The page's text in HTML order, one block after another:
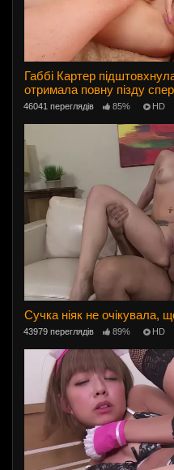
Габбі Картер
отримала повну пізду
46041 переглядів 85% HD
Сучка ніяк не очікувала,
43979 переглядів 89% HD